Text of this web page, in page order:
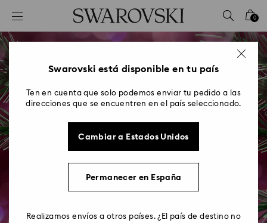
Accesskeys list
0 - Header
2 - Footer
0
Swarovski está disponible en tu país
Ten en cuenta que solo podemos enviar tu pedido a las
direcciones que se encuentren en el país seleccionado.
Cambiar a Estados Unidos
Permanecer en España
Realizamos envíos a otros países. ¿El país de destino no